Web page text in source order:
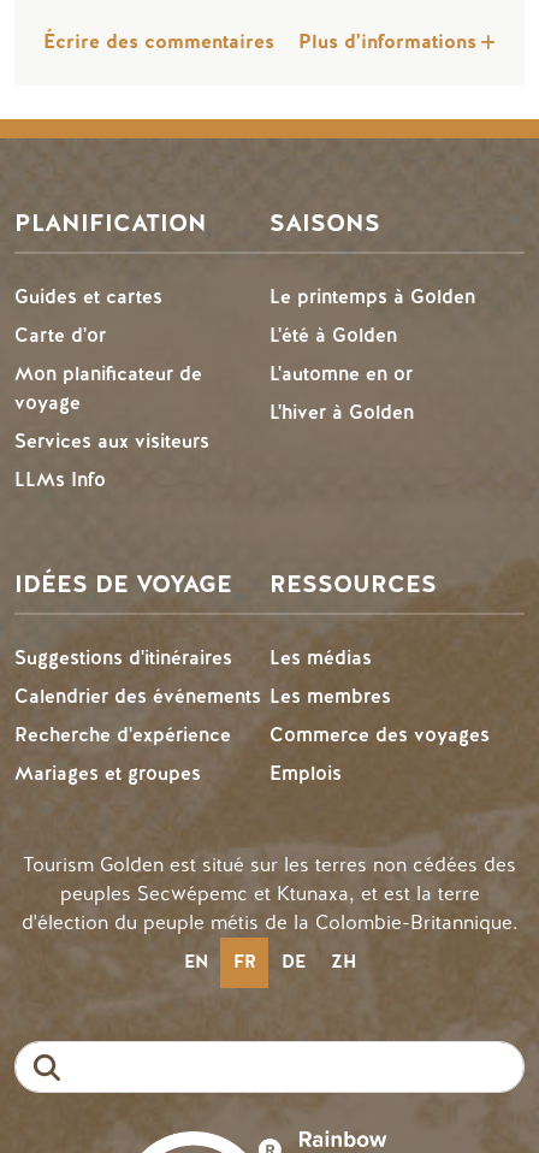
Écrire des commentaires Plus d'informations
PLANIFICATION
Guides et cartes
Carte d'or
Mon planificateur de
voyage
Services aux visiteurs
LLMs Info
SAISONS
Le printemps à Golden
L'été à Golden
L'automne en or
L'hiver à Golden
IDÉES DE VOYAGE
Suggestions d'itinéraires
Calendrier des événements
Recherche d'expérience
Mariages et groupes
RESSOURCES
Les médias
Les membres
Commerce des voyages
Emplois
Tourism Golden est situé sur les terres non cédées des
peuples Secwépemc et Ktunaxa, et est la terre
d'élection du peuple métis de la Colombie-Britannique.
EN FR DE ZH